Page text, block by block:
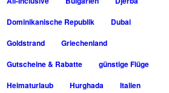
Dominikanische Republik
Dubai
Goldstrand
Griechenland
Gutscheine & Rabatte
günstige Flüge
Heimaturlaub
Hurghada
Italien